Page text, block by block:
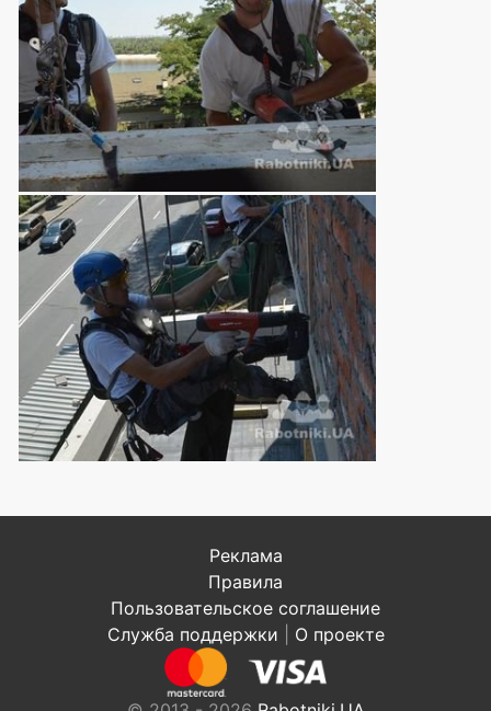
Реклама
Правила
Пользовательское соглашение
Служба поддержки
О проекте